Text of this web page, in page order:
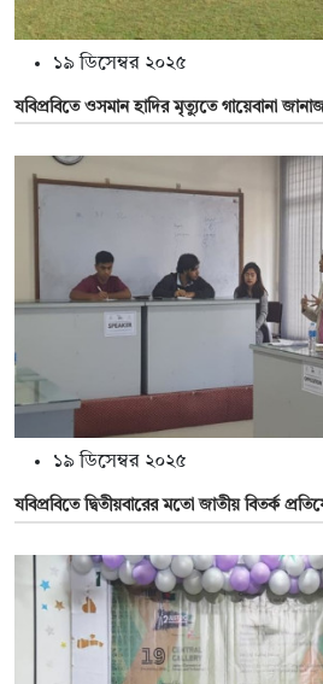
১৯ ডিসেম্বর ২০২৫
যবিপ্রবিতে ওসমান হাদির মৃত্যুতে গায়েবানা
১৯ ডিসেম্বর ২০২৫
যবিপ্রবিতে দ্বিতীয়বারের মতো জাতীয় বিতর্ক